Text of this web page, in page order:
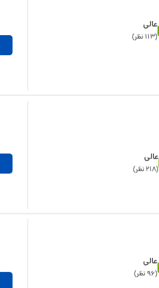
عالی
(
113 نظر)
عالی
(
218 نظر)
عالی
(
96 نظر)